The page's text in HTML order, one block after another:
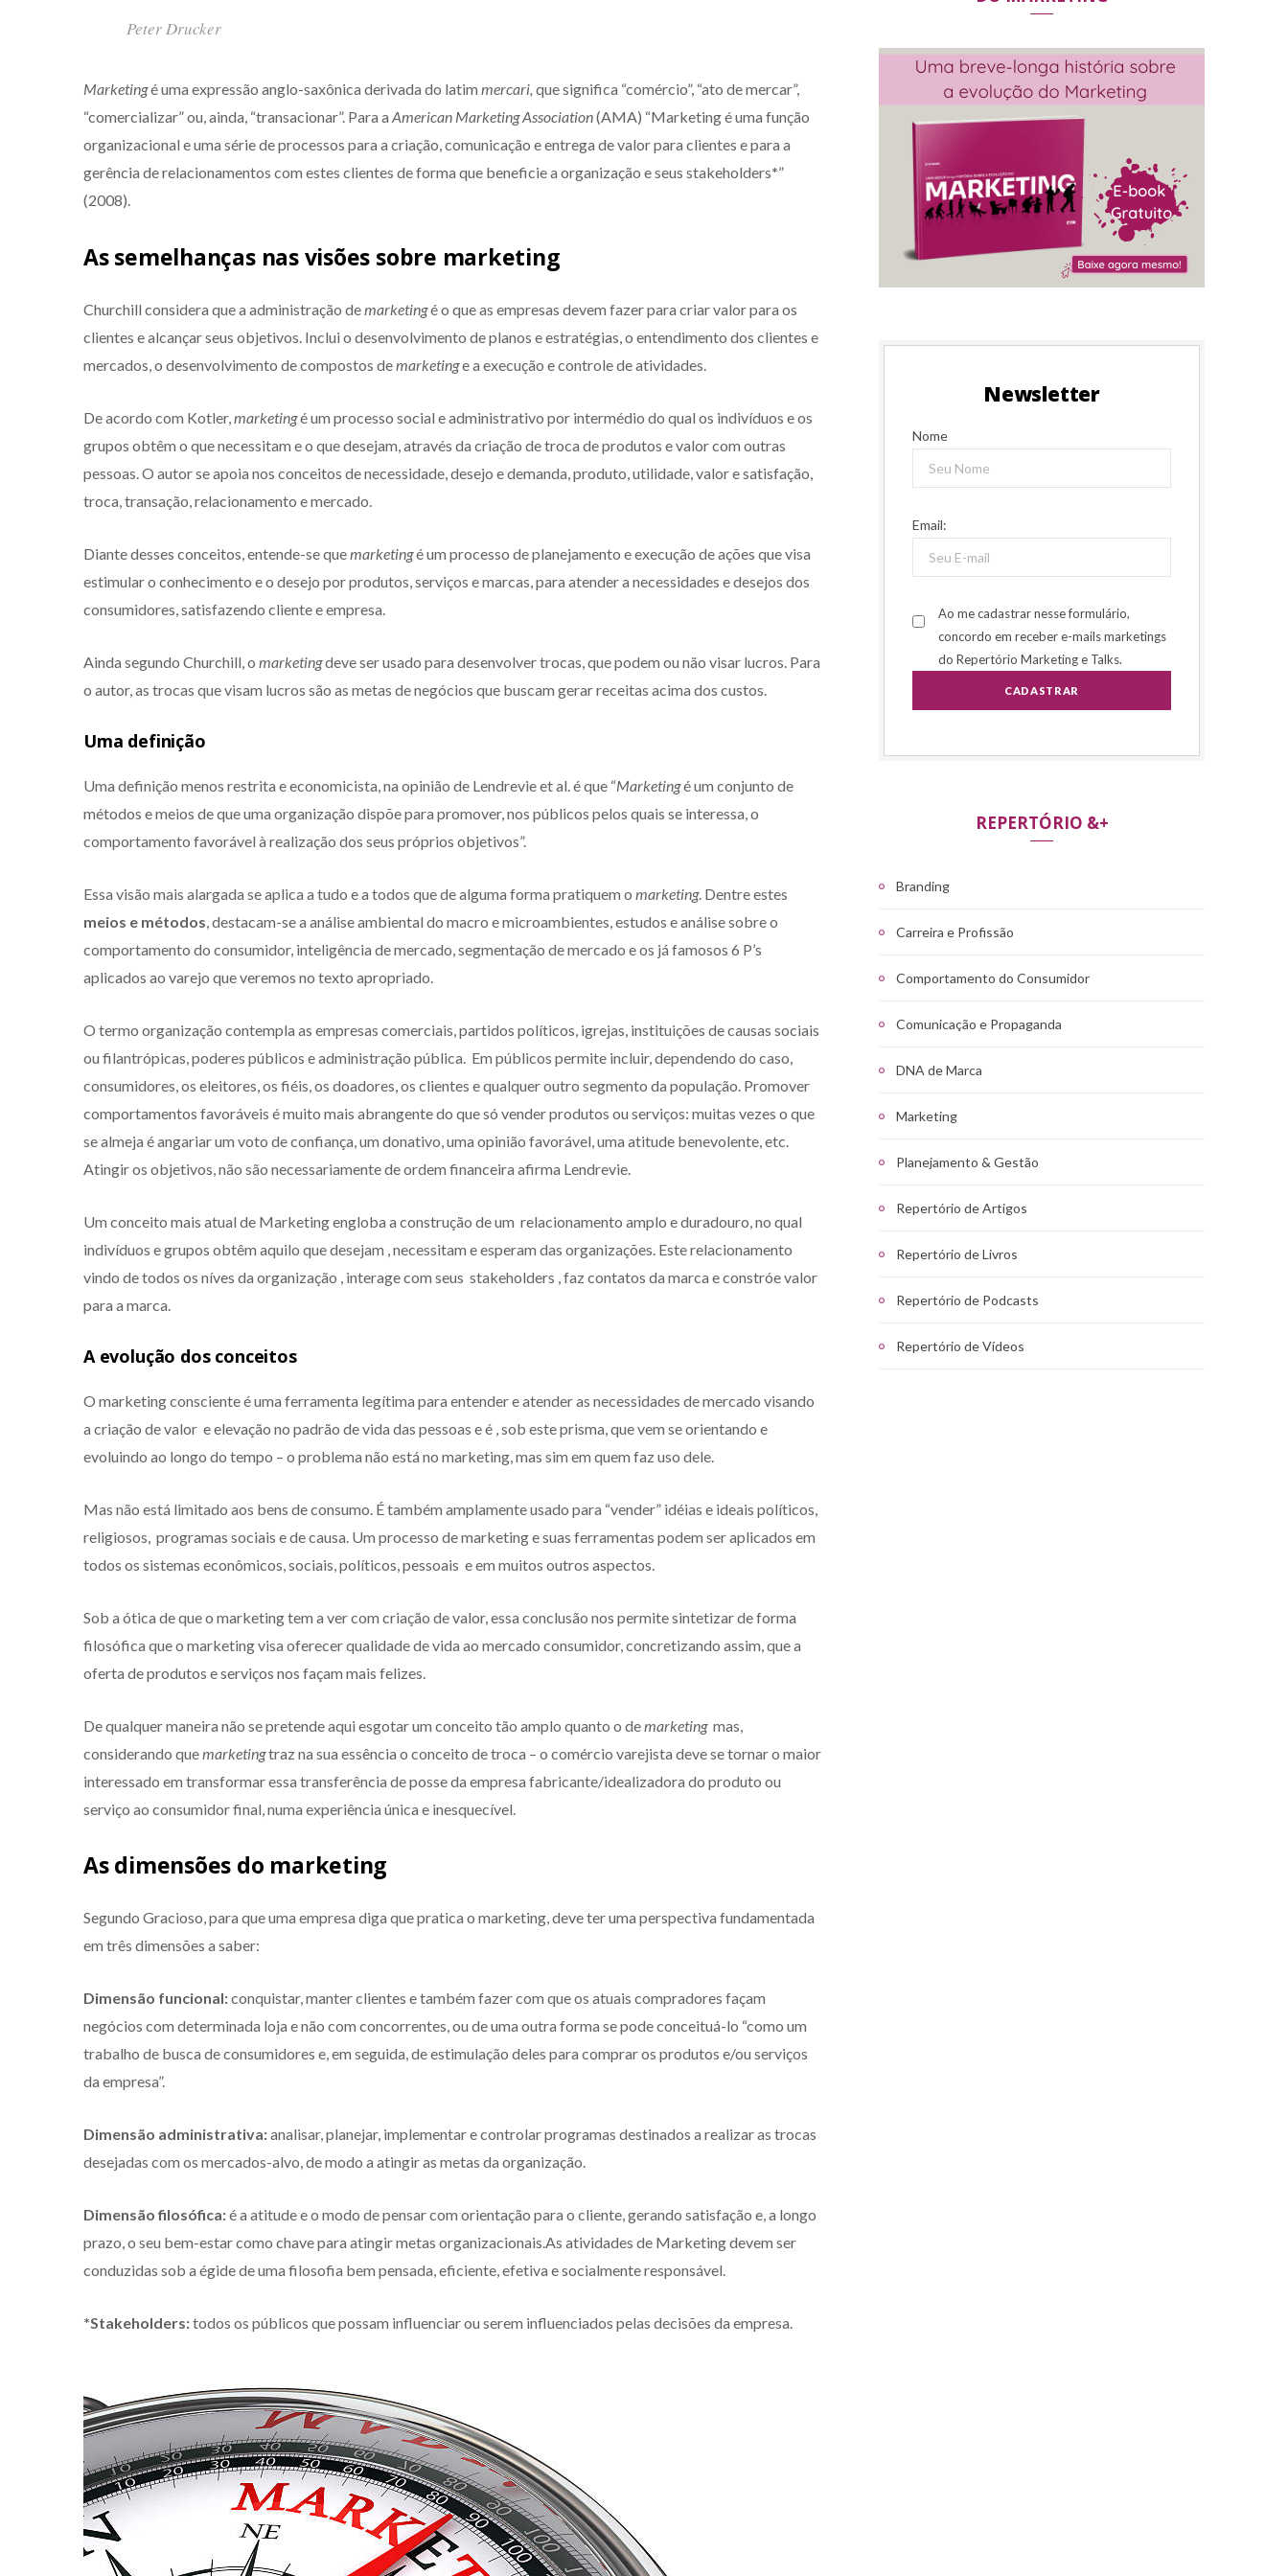
Peter Drucker
Marketingé uma expressão anglo-saxônica derivada do latim mercari, que significa “comércio”, “ato de mercar”,
“comercializar” ou, ainda, “transacionar”. Para a American Marketing Association(AMA) “Marketing é uma função
organizacional e uma série de processos para a criação, comunicação e entrega de valor para clientes e para a
gerência de relacionamentos com estes clientes de forma que beneficie a organização e seus stakeholders*”
(2008).
As semelhanças nas visões sobre marketing
Churchill considera que a administração de marketingé o que as empresas devem fazer para criar valor para os
clientes e alcançar seus objetivos. Inclui o desenvolvimento de planos e estratégias, o entendimento dos clientes e
mercados, o desenvolvimento de compostos de marketinge a execução e controle de atividades.
De acordo com Kotler, marketingé um processo social e administrativo por intermédio do qual os indivíduos e os
grupos obtêm o que necessitam e o que desejam, através da criação de troca de produtos e valor com outras
pessoas. O autor se apoia nos conceitos de necessidade, desejo e demanda, produto, utilidade, valor e satisfação,
troca, transação, relacionamento e mercado.
Diante desses conceitos, entende-se que marketingé um processo de planejamento e execução de ações que visa
estimular o conhecimento e o desejo por produtos, serviços e marcas, para atender a necessidades e desejos dos
consumidores, satisfazendo cliente e empresa.
Ainda segundo Churchill, o marketingdeve ser usado para desenvolver trocas, que podem ou não visar lucros. Para
o autor, as trocas que visam lucros são as metas de negócios que buscam gerar receitas acima dos custos.
Uma definição
Uma definição menos restrita e economicista, na opinião de Lendrevie et al. é que “Marketingé um conjunto de
métodos e meios de que uma organização dispõe para promover, nos públicos pelos quais se interessa, o
comportamento favorável à realização dos seus próprios objetivos”.
Essa visão mais alargada se aplica a tudo e a todos que de alguma forma pratiquem o marketing. Dentre estes
meios e métodos , destacam-se a análise ambiental do macro e microambientes, estudos e análise sobre o
comportamento do consumidor, inteligência de mercado, segmentação de mercado e os já famosos 6 P’s
aplicados ao varejo que veremos no texto apropriado.
O termo organização contempla as empresas comerciais, partidos políticos, igrejas, instituições de causas sociais
ou filantrópicas, poderes públicos e administração pública. Em públicos permite incluir, dependendo do caso,
consumidores, os eleitores, os fiéis, os doadores, os clientes e qualquer outro segmento da população. Promover
comportamentos favoráveis é muito mais abrangente do que só vender produtos ou serviços: muitas vezes o que
se almeja é angariar um voto de confiança, um donativo, uma opinião favorável, uma atitude benevolente, etc.
Atingir os objetivos, não são necessariamente de ordem financeira afirma Lendrevie.
Um conceito mais atual de Marketing engloba a construção de um relacionamento amplo e duradouro, no qual
indivíduos e grupos obtêm aquilo que desejam , necessitam e esperam das organizações. Este relacionamento
vindo de todos os níves da organização , interage com seus stakeholders , faz contatos da marca e constróe valor
para a marca.
A evolução dos conceitos
O marketing consciente é uma ferramenta legítima para entender e atender as necessidades de mercado visando
a criação de valor e elevação no padrão de vida das pessoas e é , sob este prisma, que vem se orientando e
evoluindo ao longo do tempo – o problema não está no marketing, mas sim em quem faz uso dele.
Mas não está limitado aos bens de consumo. É também amplamente usado para “vender” idéias e ideais políticos,
religiosos, programas sociais e de causa. Um processo de marketing e suas ferramentas podem ser aplicados em
todos os sistemas econômicos, sociais, políticos, pessoais e em muitos outros aspectos.
Sob a ótica de que o marketing tem a ver com criação de valor, essa conclusão nos permite sintetizar de forma
filosófica que o marketing visa oferecer qualidade de vida ao mercado consumidor, concretizando assim, que a
oferta de produtos e serviços nos façam mais felizes.
De qualquer maneira não se pretende aqui esgotar um conceito tão amplo quanto o de marketingmas,
considerando que marketingtraz na sua essência o conceito de troca – o comércio varejista deve se tornar o maior
interessado em transformar essa transferência de posse da empresa fabricante/idealizadora do produto ou
serviço ao consumidor final, numa experiência única e inesquecível.
As dimensões do marketing
Segundo Gracioso, para que uma empresa diga que pratica o marketing, deve ter uma perspectiva fundamentada
em três dimensões a saber:
Dimensão funcional:conquistar, manter clientes e também fazer com que os atuais compradores façam
negócios com determinada loja e não com concorrentes, ou de uma outra forma se pode conceituá-lo “como um
trabalho de busca de consumidores e, em seguida, de estimulação deles para comprar os produtos e/ou serviços
da empresa”.
Dimensão administrativa:analisar, planejar, implementar e controlar programas destinados a realizar as trocas
desejadas com os mercados-alvo, de modo a atingir as metas da organização.
Dimensão filosófica:é a atitude e o modo de pensar com orientação para o cliente, gerando satisfação e, a longo
prazo, o seu bem-estar como chave para atingir metas organizacionais.As atividades de Marketing devem ser
conduzidas sob a égide de uma filosofia bem pensada, eficiente, efetiva e socialmente responsável.
*Stakeholders:todos os públicos que possam influenciar ou serem influenciados pelas decisões da empresa.
Newsletter
Nome
Email:
Ao me cadastrar nesse formulário,
concordo em receber e-mails marketings
do Repertório Marketing e Talks.
REPERTÓRIO &+
Branding
Carreira e Profissão
Comportamento do Consumidor
Comunicação e Propaganda
DNA de Marca
Marketing
Planejamento & Gestão
Repertório de Artigos
Repertório de Livros
Repertório de Podcasts
Repertório de Vídeos